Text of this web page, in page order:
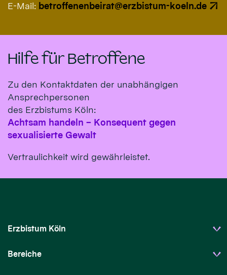
E-Mail: betroffenenbeirat@erzbistum-koeln.de
Hilfe für Betroffene
Zu den Kontaktdaten der unabhängigen
Ansprechpersonen
des Erzbistums Köln:
Achtsam handeln – Konsequent gegen
sexualisierte Gewalt
Vertraulichkeit wird gewährleistet.
Erzbistum Köln
Bereiche